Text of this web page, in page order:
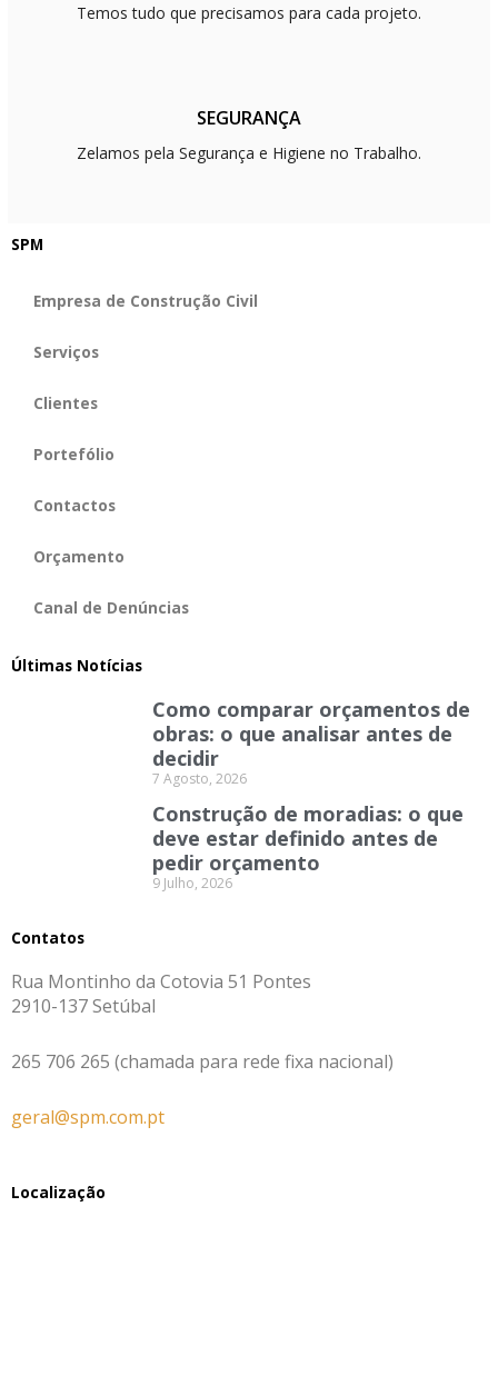
Temos tudo que precisamos para cada projeto.
SEGURANÇA
Zelamos pela Segurança e Higiene no Trabalho.
SPM
Empresa de Construção Civil
Serviços
Clientes
Portefólio
Contactos
Orçamento
Canal de Denúncias
Últimas Notícias
Como comparar orçamentos de
obras: o que analisar antes de
decidir
7 Agosto, 2026
Construção de moradias: o que
deve estar definido antes de
pedir orçamento
9 Julho, 2026
Contatos
Rua Montinho da Cotovia 51 Pontes
2910-137 Setúbal
265 706 265 (chamada para rede fixa nacional)
geral@spm.com.pt
Localização